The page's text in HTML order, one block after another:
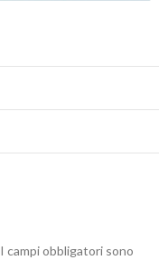
I campi obbligatori sono